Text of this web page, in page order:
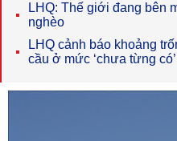
LHQ: Thế giới đang bên
nghèo
LHQ cảnh báo khoảng
cầu ở mức ‘chưa từng có’